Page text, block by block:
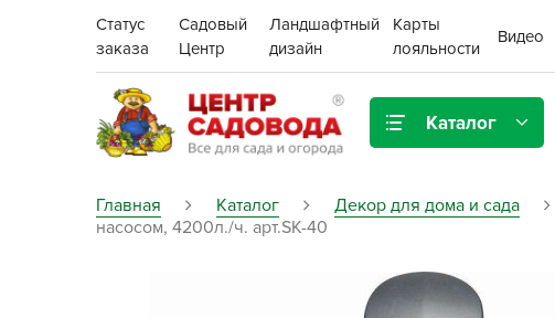
Статус
заказа
Садовый
Центр
Ландшафтный
дизайн
Карты
лояльности
Видео
Каталог
Газонная трава
Главная Каталог Декор для дома и сада
насосом, 4200л./ч. арт.SK-40